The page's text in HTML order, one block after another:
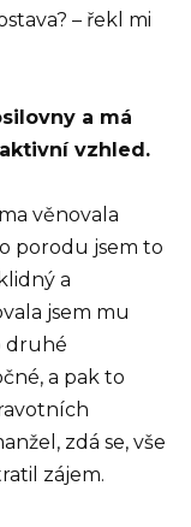
– řekl mi
a má
vzhled.
věnovala
porodu jsem to
a
jsem mu
druhé
a pak to
zdá se, vše
zájem.